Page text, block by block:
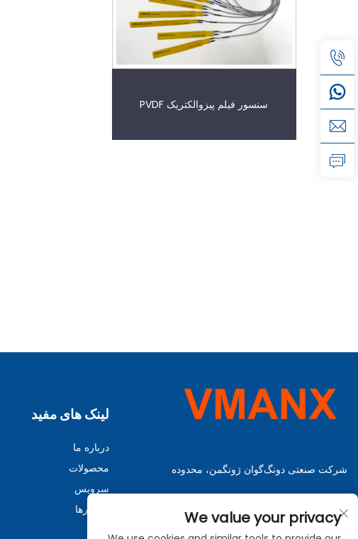
سنسور فیلم پیزوالکتریک PVDF
شرکت صنعتی دونگ‌گوان ژونگمن، محدوده
لینک های مفید
درباره ما
محصولات
سرویس
راهکارها
We value your privacy